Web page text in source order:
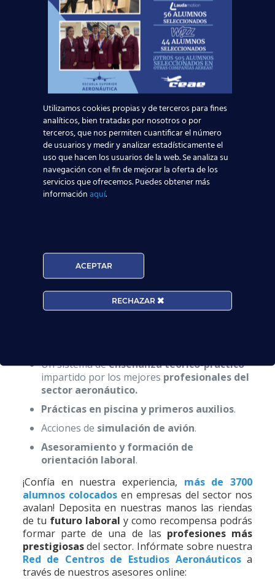
Alojamiento;
Vacacionesanuales;
Seguromédico…
Durante el mes deabril ,Emiratesseleccionará
Auxiliares de Vuelo TCP
en
Madrid
y Palma deMallorca, por lo que se trata de una
gran oportunidad para nuestros alumnos que
tengan eltítulo TCPo estén a punto de
obtenerlo, ya que gracias a este certificado
podrán trabajar en infinidad de aerolíneas por
todo el mundo. Si quieres más información acerca
de laspróximasconvocatorias de empleo
candidatura destaque sobre las demás con más
consejos como los de este
Y si, por el contrario, aun no formas parte de
nuestra gran familia aeronáutica, en
nuestros
Un sistema deenseñanza teórico-práctico
impartido por los mejores profesionales del
sector aeronáutico.
Prácticas en piscina y primeros auxilios.
Acciones de simulación de avión.
Asesoramiento y formación de
orientación laboral.
¡Confía en nuestra experiencia, más de 3700
alumnos colocadosen empresas del sector nos
avalan! Deposita en nuestras manos las riendas
de tu futuro laboral y como recompensa podrás
formar parte de una de las profesiones más
prestigiosasdel sector. Infórmate sobre nuestra
Red de Centros de Estudios Aeronáuticosa
través de nuestros asesores online:
Utilizamos cookies propias y de terceros para fines
analíticos, bien tratadas por nosotros o por
terceros, que nos permiten cuantificar el número
de usuarios y medir y analizar estadísticamente el
uso que hacen los usuarios de la web. Se analiza su
navegación con el fin de mejorar la oferta de los
servicios que ofrecemos. Puedes obtener más
informaciónaquí.
ACEPTAR
RECHAZAR